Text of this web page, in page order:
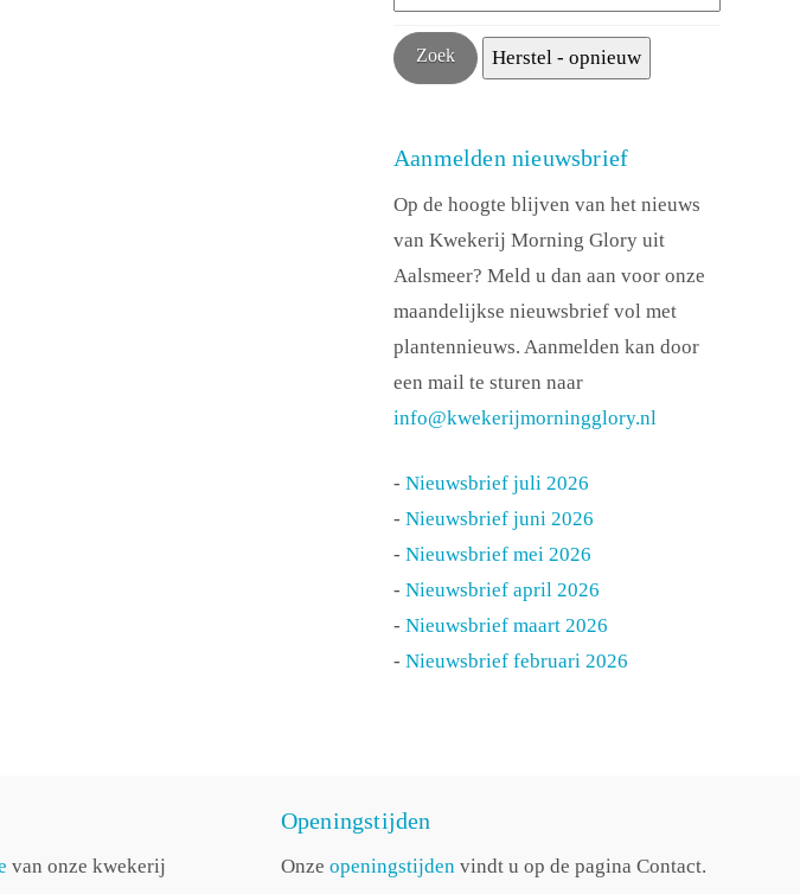
Aanmelden nieuwsbrief
Op de hoogte blijven van het nieuws
van Kwekerij Morning Glory uit
Aalsmeer? Meld u dan aan voor onze
maandelijkse nieuwsbrief vol met
plantennieuws. Aanmelden kan door
een mail te sturen naar
info@kwekerijmorningglory.nl
-Nieuwsbrief juli 2026
-Nieuwsbrief juni 2026
-Nieuwsbrief mei 2026
-Nieuwsbrief april 2026
-Nieuwsbrief maart 2026
-Nieuwsbrief februari 2026
van onze kwekerij
Openingstijden
Onze openingstijdenvindt u op de pagina Contact.